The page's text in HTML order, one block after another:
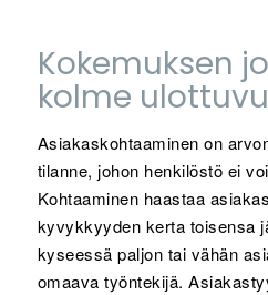
Kokemuksen
kolme
Asiakaskohtaaminen on
tilanne, johon henkilöstö ei
Kohtaaminen haastaa
kyvykkyyden kerta toisensa
kyseessä paljon tai vähän
omaava työntekijä.